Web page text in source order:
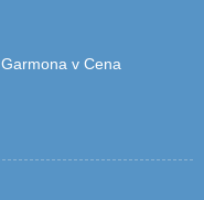
Garmona v Cena